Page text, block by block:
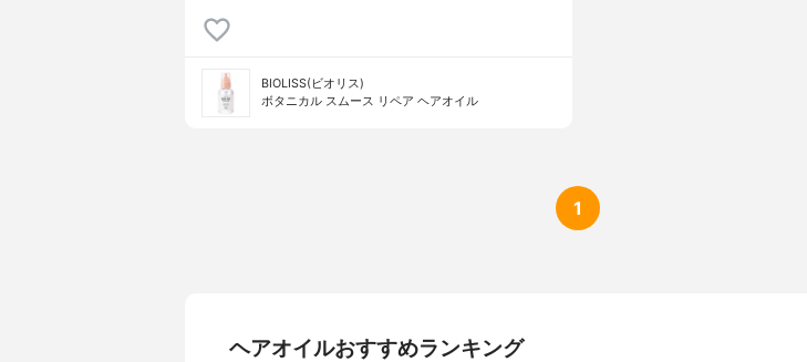
BIOLISS(ビオリス)
ボタニカル スムース リペア ヘアオイル
1
ヘアオイルおすすめランキング